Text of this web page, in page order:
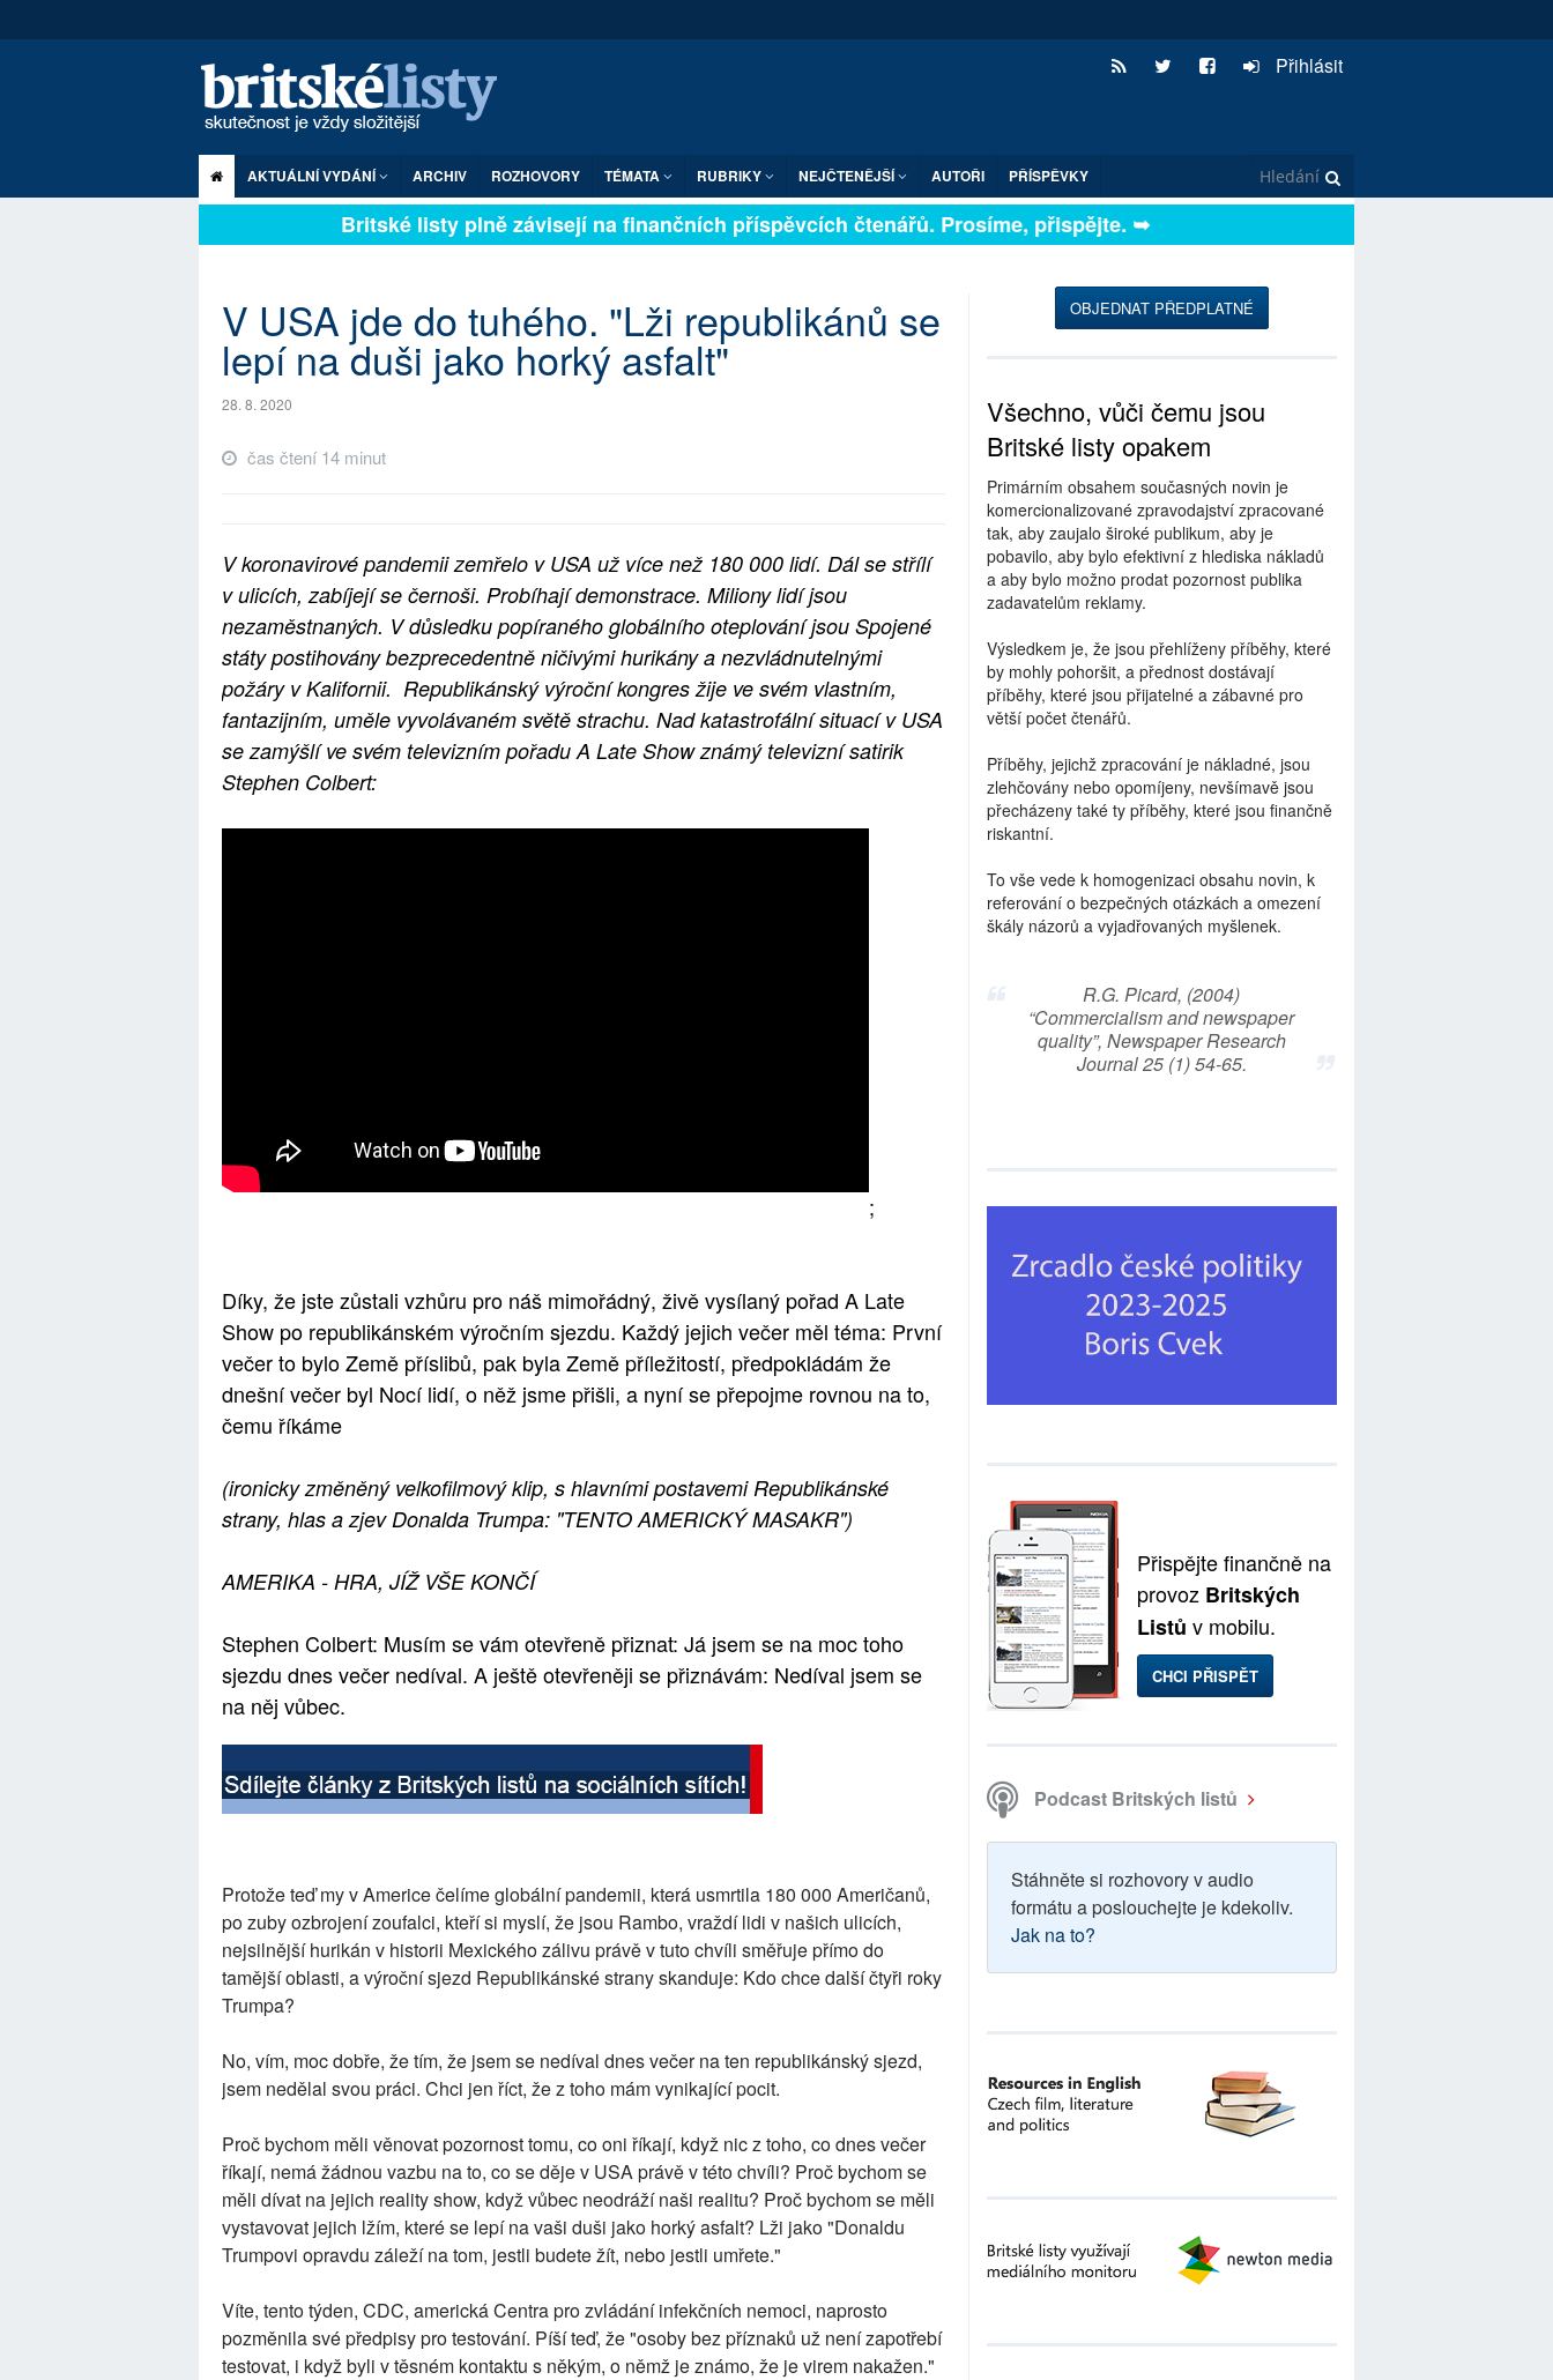
Přihlásit
AKTUÁLNÍ VYDÁNÍ ARCHIV ROZHOVORY TÉMATA RUBRIKY NEJČTENĚJŠÍ AUTOŘI PŘÍSPĚVKY
Britské listy plně závisejí na finančních příspěvcích čtenářů. Prosíme, přispějte. ➥
V USA jde do tuhého. "Lži republikánů se
lepí na duši jako horký asfalt"
28. 8. 2020
čas čtení 14 minut
V koronavirové pandemii zemřelo v USA už více než 180 000 lidí. Dál se střílí
v ulicích, zabíjejí se černoši. Probíhají demonstrace. Miliony lidí jsou
nezaměstnaných. V důsledku popíraného globálního oteplování jsou Spojené
státy postihovány bezprecedentně ničivými hurikány a nezvládnutelnými
požáry v Kalifornii. Republikánský výroční kongres žije ve svém vlastním,
fantazijním, uměle vyvolávaném světě strachu. Nad katastrofální situací v USA
se zamýšlí ve svém televizním pořadu A Late Show známý televizní satirik
Stephen Colbert:
;
Díky, že jste zůstali vzhůru pro náš mimořádný, živě vysílaný pořad A Late
Show po republikánském výročním sjezdu. Každý jejich večer měl téma: První
večer to bylo Země příslibů, pak byla Země příležitostí, předpokládám že
dnešní večer byl Nocí lidí, o něž jsme přišli, a nyní se přepojme rovnou na to,
čemu říkáme
(ironicky změněný velkofilmový klip, s hlavními postavemi Republikánské
strany, hlas a zjev Donalda Trumpa: "TENTO AMERICKÝ MASAKR")
AMERIKA - HRA, JÍŽ VŠE KONČÍ
Stephen Colbert: Musím se vám otevřeně přiznat: Já jsem se na moc toho
sjezdu dnes večer nedíval. A ještě otevřeněji se přiznávám: Nedíval jsem se
na něj vůbec.
Protože teď my v Americe čelíme globální pandemii, která usmrtila 180 000 Američanů,
po zuby ozbrojení zoufalci, kteří si myslí, že jsou Rambo, vraždí lidi v našich ulicích,
nejsilnější hurikán v historii Mexického zálivu právě v tuto chvíli směřuje přímo do
tamější oblasti, a výroční sjezd Republikánské strany skanduje: Kdo chce další čtyři roky
Trumpa?
No, vím, moc dobře, že tím, že jsem se nedíval dnes večer na ten republikánský sjezd,
jsem nedělal svou práci. Chci jen říct, že z toho mám vynikající pocit.
Proč bychom měli věnovat pozornost tomu, co oni říkají, když nic z toho, co dnes večer
říkají, nemá žádnou vazbu na to, co se děje v USA právě v této chvíli? Proč bychom se
měli dívat na jejich reality show, když vůbec neodráží naši realitu? Proč bychom se měli
vystavovat jejich lžím, které se lepí na vaši duši jako horký asfalt? Lži jako "Donaldu
Trumpovi opravdu záleží na tom, jestli budete žít, nebo jestli umřete."
Víte, tento týden, CDC, americká Centra pro zvládání infekčních nemoci, naprosto
pozměnila své předpisy pro testování. Píší teď, že "osoby bez příznaků už není zapotřebí
testovat, i když byli v těsném kontaktu s někým, o němž je známo, že je virem nakažen."
OBJEDNAT PŘEDPLATNÉ
Všechno, vůči čemu jsou
Britské listy opakem
Primárním obsahem současných novin je
komercionalizované zpravodajství zpracované
tak, aby zaujalo široké publikum, aby je
pobavilo, aby bylo efektivní z hlediska nákladů
a aby bylo možno prodat pozornost publika
zadavatelům reklamy.
Výsledkem je, že jsou přehlíženy příběhy, které
by mohly pohoršit, a přednost dostávají
příběhy, které jsou přijatelné a zábavné pro
větší počet čtenářů.
Příběhy, jejichž zpracování je nákladné, jsou
zlehčovány nebo opomíjeny, nevšímavě jsou
přecházeny také ty příběhy, které jsou finančně
riskantní.
To vše vede k homogenizaci obsahu novin, k
referování o bezpečných otázkách a omezení
škály názorů a vyjadřovaných myšlenek.
R.G. Picard, (2004)
“Commercialism and newspaper
quality”, Newspaper Research
Journal 25 (1) 54-65.
Přispějte finančně na
provoz Britských
Listů v mobilu.
CHCI PŘISPĚT
Podcast Britských listů
Stáhněte si rozhovory v audio
formátu a poslouchejte je kdekoliv.
Jak na to?